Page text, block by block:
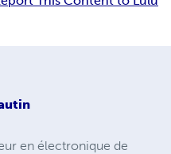
en électronique de